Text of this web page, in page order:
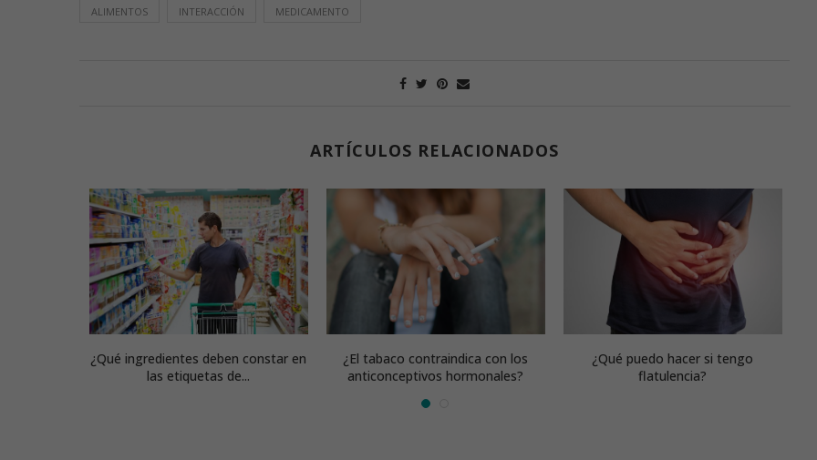
ALIMENTOS INTERACCIÓN MEDICAMENTO
ARTÍCULOS RELACIONADOS
¿Qué ingredientes deben constar en
las etiquetas de...
¿El tabaco contraindica con los
anticonceptivos hormonales?
¿Qué puedo hacer si tengo
flatulencia?